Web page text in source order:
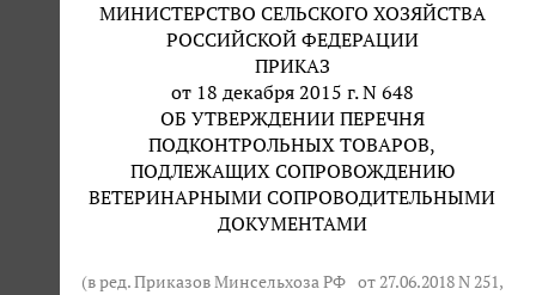
МИНИСТЕРСТВО СЕЛЬСКОГО ХОЗЯЙСТВА
РОССИЙСКОЙ ФЕДЕРАЦИИ
ПРИКАЗ
от 18 декабря 2015 г. N 648
ОБ УТВЕРЖДЕНИИ ПЕРЕЧНЯ
ПОДКОНТРОЛЬНЫХ ТОВАРОВ,
ПОДЛЕЖАЩИХ СОПРОВОЖДЕНИЮ
ВЕТЕРИНАРНЫМИ СОПРОВОДИТЕЛЬНЫМИ
ДОКУМЕНТАМИ
(в ред. Приказов Минсельхоза РФ от 27.06.2018 N 251,